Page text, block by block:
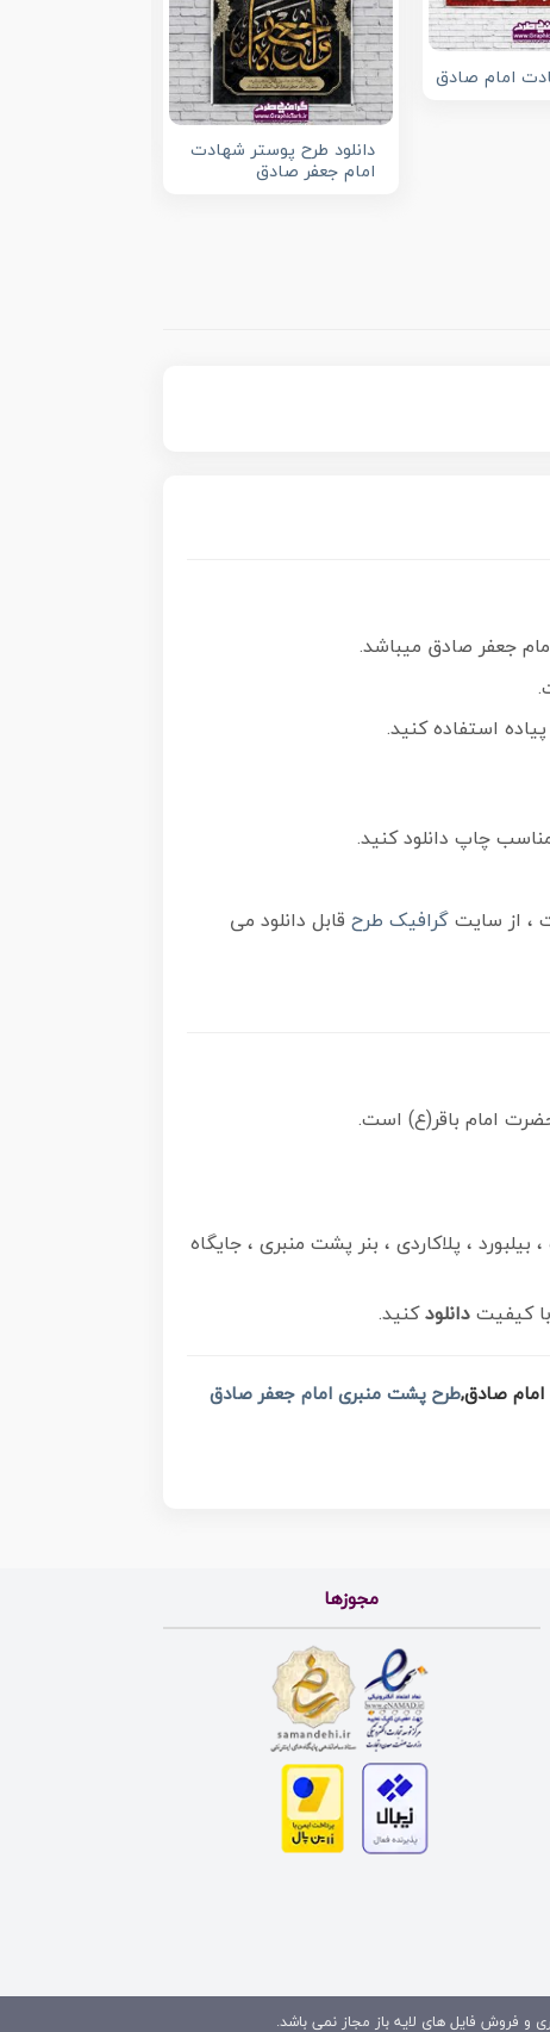
امام صادق
دانلود طرح پوستر شهادت
امام جعفر صادق
جعفر صادق میباشد.
استفاده کنید.
چاپ دانلود کنید.
گرافیک طرحقابل دانلود می
امام باقر(ع) است.
، پلاکاردی ، بنر پشت منبری ، جایگاه
کیفیت دانلودکنید.
طرح پشت منبری امام جعفر صادق
مجوزها
و فروش فایل های لایه باز مجاز نمی باشد.